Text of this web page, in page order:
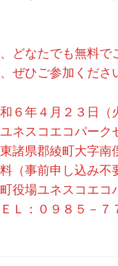
どなたでも無料で
ぜひご参加くださ
月２３日（火
エコパークセ
大字南俣４
前申し込み不要
場ユネスコエコ
５－７７－